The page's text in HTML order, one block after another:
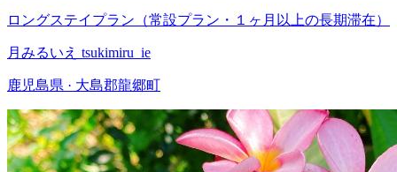
ロングステイプラン（常設プラン・１ヶ月以上の長期滞在）
月みるいえ tsukimiru_ie
鹿児島県 · 大島郡龍郷町